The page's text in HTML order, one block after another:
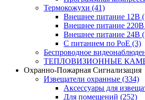
Термокожухи (41)
Внешнее питание 12В
Внешнее питание 220В
Внешнее питание 24В
С питанием по PoE (3)
Беспроводное
ТЕПЛОВИЗИОННЫЕ
Охранно-Пожарная Сигнализация
Извещатели охранные (334)
Аксессуары для
Для помещений (252)